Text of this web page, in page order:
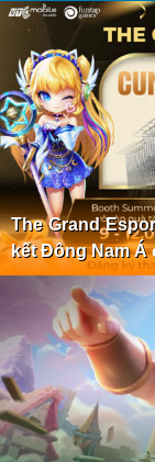
The Grand
kết Đông Nam Á